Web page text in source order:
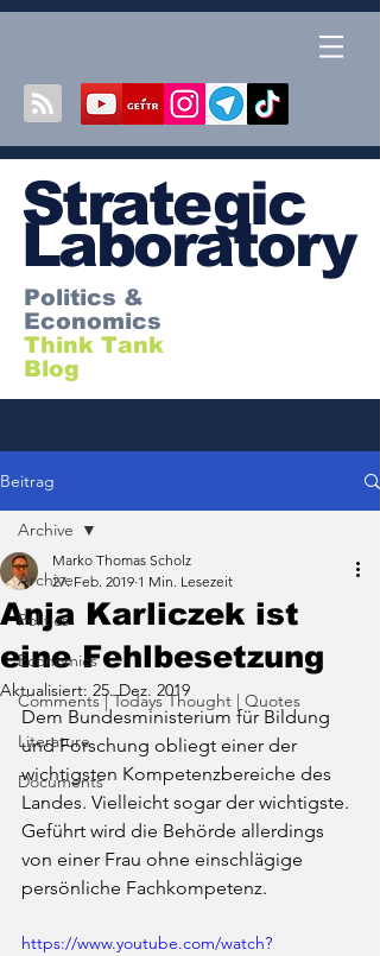
Strategic
Laboratory
Politics &
Economics
Think Tank
Blog
Beitrag
Archive
Politics
Economics
Comments | Todays Thought | Quotes
Literature
Documents
Archive
Anja Karliczek ist
eine Fehlbesetzung
Marko Thomas Scholz
27. Feb. 2019 1 Min. Lesezeit
Aktualisiert: 25. Dez. 2019
Dem Bundesministerium für Bildung
und Forschung obliegt einer der
wichtigsten Kompetenzbereiche des
Landes. Vielleicht sogar der wichtigste.
Geführt wird die Behörde allerdings
von einer Frau ohne einschlägige
persönliche Fachkompetenz.
https://www.youtube.com/watch?